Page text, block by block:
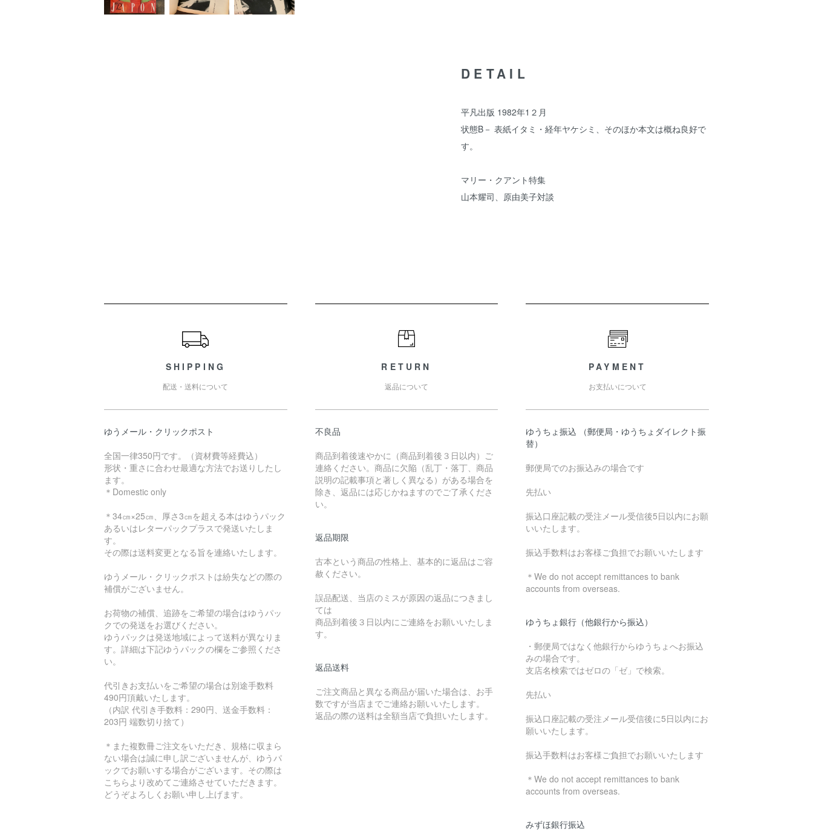
DETAIL
平凡出版 1982年1２月
状態B－ 表紙イタミ・経年ヤケシミ、そのほか本文は概ね良好で
す。
マリー・クアント特集
山本耀司、原由美子対談
SHIPPING
配送・送料について
ゆうメール・クリックポスト
全国一律350円です。（資材費等経費込）
形状・重さに合わせ最適な方法でお送りしたし
ます。
＊Domestic only
＊34㎝×25㎝、厚さ3㎝を超える本はゆうパック
あるいはレターパックプラスで発送いたしま
す。
その際は送料変更となる旨を連絡いたします。
ゆうメール・クリックポストは紛失などの際の
補償がございません。
お荷物の補償、追跡をご希望の場合はゆうパッ
クでの発送をお選びください。
ゆうパックは発送地域によって送料が異なりま
す。詳細は下記ゆうパックの欄をご参照くださ
い。
代引きお支払いをご希望の場合は別途手数料
490円頂戴いたします。
（内訳 代引き手数料：290円、送金手数料：
203円 端数切り捨て）
＊また複数冊ご注文をいただき、規格に収まら
ない場合は誠に申し訳ございませんが、ゆうパ
ックでお願いする場合がございます。その際は
こちらより改めてご連絡させていただきます。
どうぞよろしくお願い申し上げます。
RETURN
返品について
不良品
商品到着後速やかに（商品到着後３日以内）ご
連絡ください。商品に欠陥（乱丁・落丁、商品
説明の記載事項と著しく異なる）がある場合を
除き、返品には応じかねますのでご了承くださ
い。
返品期限
古本という商品の性格上、基本的に返品はご容
赦ください。
誤品配送、当店のミスが原因の返品につきまし
ては
商品到着後３日以内にご連絡をお願いいたしま
す。
返品送料
ご注文商品と異なる商品が届いた場合は、お手
数ですが当店までご連絡お願いいたします。
返品の際の送料は全額当店で負担いたします。
PAYMENT
お支払いについて
ゆうちょ振込 （郵便局・ゆうちょダイレクト振
替）
郵便局でのお振込みの場合です
先払い
振込口座記載の受注メール受信後5日以内にお願
いいたします。
振込手数料はお客様ご負担でお願いいたします
＊We do not accept remittances to bank
accounts from overseas.
ゆうちょ銀行（他銀行から振込）
・郵便局ではなく他銀行からゆうちょへお振込
みの場合です。
支店名検索ではゼロの「ゼ」で検索。
先払い
振込口座記載の受注メール受信後に5日以内にお
願いいたします。
振込手数料はお客様ご負担でお願いいたします
＊We do not accept remittances to bank
accounts from overseas.
みずほ銀行振込